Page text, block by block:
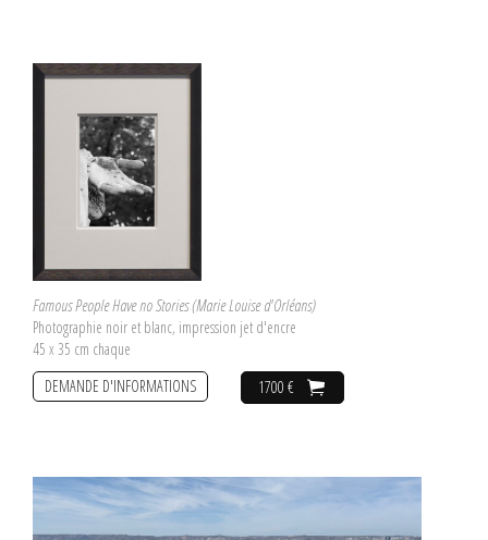
Famous People Have no Stories (Marie Louise d'Orléans)
Photographie noir et blanc, impression jet d'encre
45 x 35 cm chaque
1700 €
DEMANDE D'INFORMATIONS